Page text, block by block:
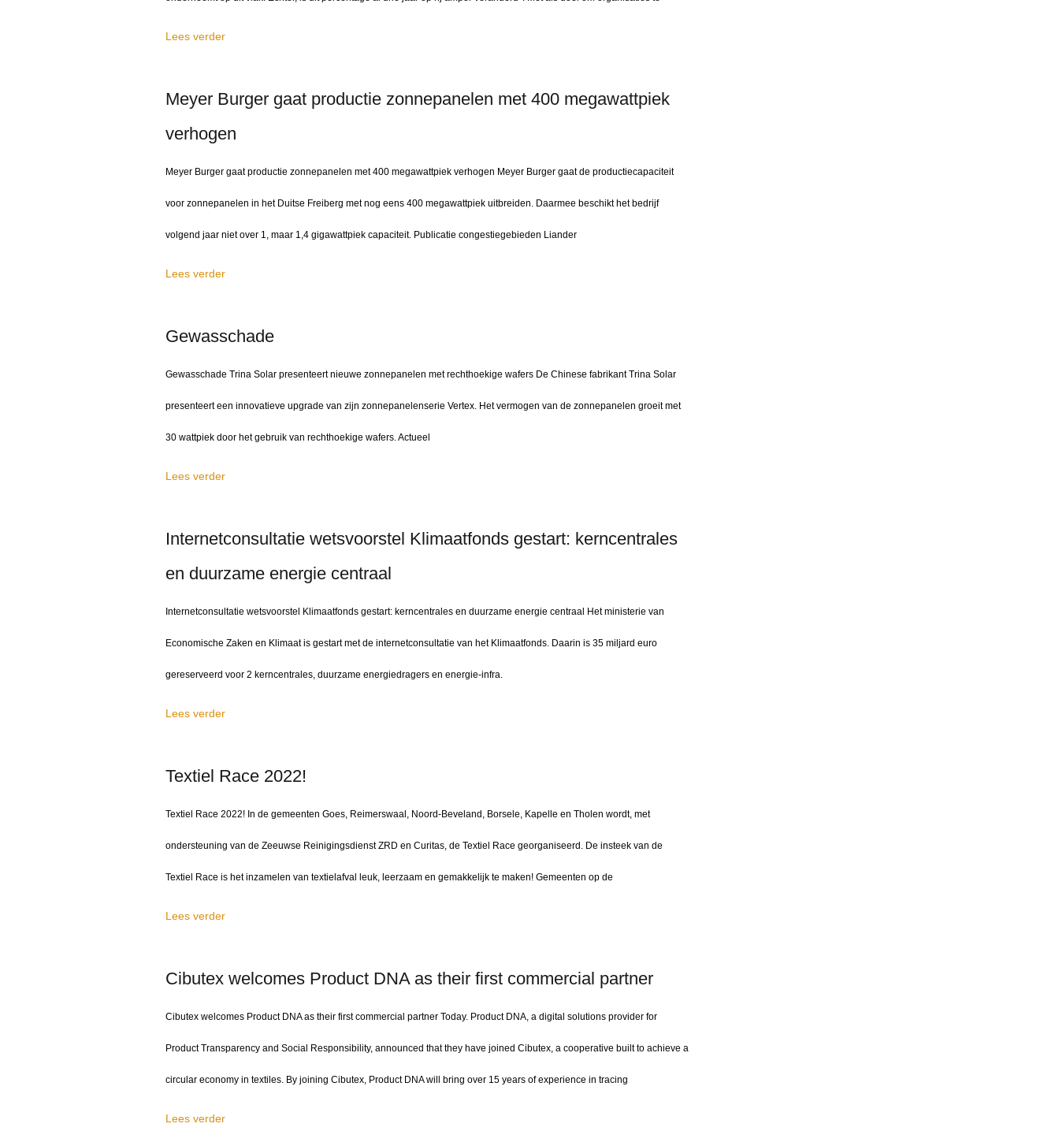
Lees verder
Meyer Burger gaat productie zonnepanelen met 400 megawattpiek
verhogen
Meyer Burger gaat productie zonnepanelen met 400 megawattpiek verhogen Meyer Burger gaat de productiecapaciteit
voor zonnepanelen in het Duitse Freiberg met nog eens 400 megawattpiek uitbreiden. Daarmee beschikt het bedrijf
volgend jaar niet over 1, maar 1,4 gigawattpiek capaciteit. Publicatie congestiegebieden Liander
Lees verder
Gewasschade
Gewasschade Trina Solar presenteert nieuwe zonnepanelen met rechthoekige wafers De Chinese fabrikant Trina Solar
presenteert een innovatieve upgrade van zijn zonnepanelenserie Vertex. Het vermogen van de zonnepanelen groeit met
30 wattpiek door het gebruik van rechthoekige wafers. Actueel
Lees verder
Internetconsultatie wetsvoorstel Klimaatfonds gestart: kerncentrales
en duurzame energie centraal
Internetconsultatie wetsvoorstel Klimaatfonds gestart: kerncentrales en duurzame energie centraal Het ministerie van
Economische Zaken en Klimaat is gestart met de internetconsultatie van het Klimaatfonds. Daarin is 35 miljard euro
gereserveerd voor 2 kerncentrales, duurzame energiedragers en energie-infra.
Lees verder
Textiel Race 2022!
Textiel Race 2022! In de gemeenten Goes, Reimerswaal, Noord-Beveland, Borsele, Kapelle en Tholen wordt, met
ondersteuning van de Zeeuwse Reinigingsdienst ZRD en Curitas, de Textiel Race georganiseerd. De insteek van de
Textiel Race is het inzamelen van textielafval leuk, leerzaam en gemakkelijk te maken! Gemeenten op de
Lees verder
Cibutex welcomes Product DNA as their first commercial partner
Cibutex welcomes Product DNA as their first commercial partner Today. Product DNA, a digital solutions provider for
Product Transparency and Social Responsibility, announced that they have joined Cibutex, a cooperative built to achieve a
circular economy in textiles. By joining Cibutex, Product DNA will bring over 15 years of experience in tracing
Lees verder